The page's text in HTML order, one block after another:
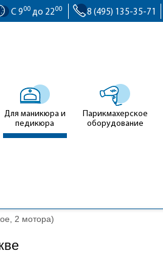
С 900 до 2200 8 (495) 135-35-71
Для маникюра и
педикюра
Парикмахерское
оборудование
2 мотора)